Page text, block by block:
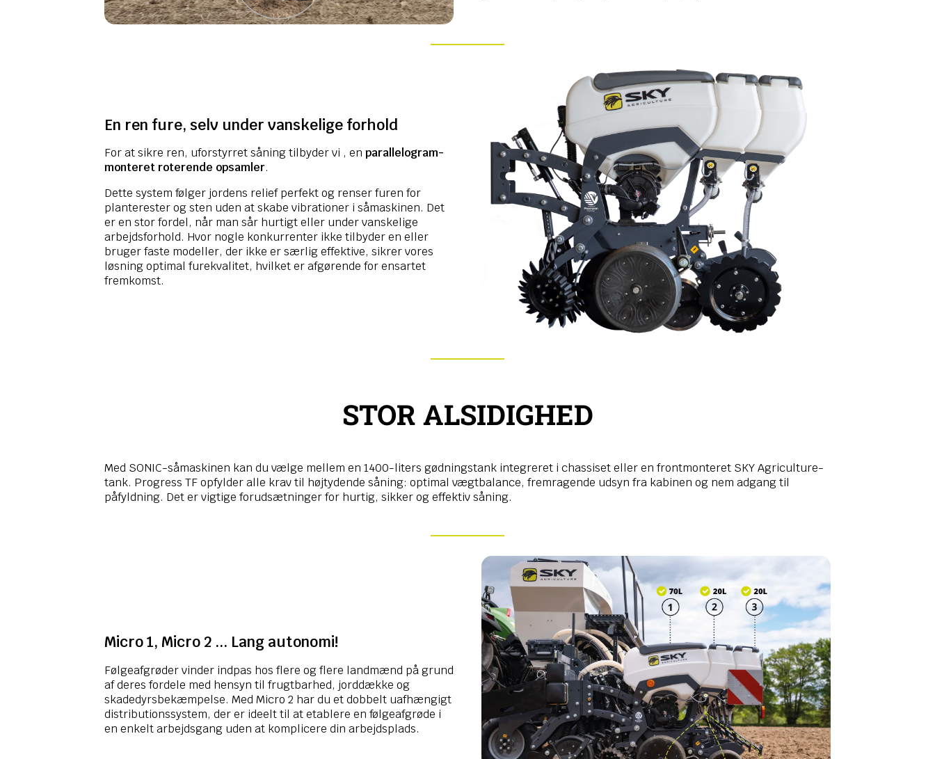
En ren fure, selv under vanskelige forhold
For at sikre ren, uforstyrret såning tilbyder vi , en parallelogram-
monteret roterende opsamler.
Dette system følger jordens relief perfekt og renser furen for
planterester og sten uden at skabe vibrationer i såmaskinen. Det
er en stor fordel, når man sår hurtigt eller under vanskelige
arbejdsforhold. Hvor nogle konkurrenter ikke tilbyder en eller
bruger faste modeller, der ikke er særlig effektive, sikrer vores
løsning optimal furekvalitet, hvilket er afgørende for ensartet
fremkomst.
STOR ALSIDIGHED
Med SONIC-såmaskinen kan du vælge mellem en 1400-liters gødningstank integreret i chassiset eller en frontmonteret SKY Agriculture-
tank. Progress TF opfylder alle krav til højtydende såning: optimal vægtbalance, fremragende udsyn fra kabinen og nem adgang til
påfyldning. Det er vigtige forudsætninger for hurtig, sikker og effektiv såning.
Micro 1, Micro 2 ... Lang autonomi!
Følgeafgrøder vinder indpas hos flere og flere landmænd på grund
af deres fordele med hensyn til frugtbarhed, jorddække og
skadedyrsbekæmpelse. Med Micro 2 har du et dobbelt uafhængigt
distributionssystem, der er ideelt til at etablere en følgeafgrøde i
en enkelt arbejdsgang uden at komplicere din arbejdsplads.